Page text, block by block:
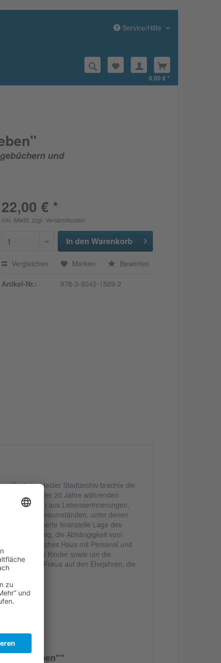
Service/Hilfe
0,00 € *
und
22,00 € *
inkl. MwSt. zzgl. Versandkosten
1 In den Warenkorb
Vergleichen Merken Bewerten
Artikel-Nr.: 978-3-8042-1509-2
Groth im Heider Stadtarchiv brachte die
aus der 20 Jahre währenden
Quellen aus Lebenserinnerungen,
den Lebensumständen, unter denen
ungesicherte finanzielle Lage des
Berufung, die Abhängigkeit vom
ein bürgerliches Haus mit Personal und
um die Kinder sowie um die
liegt der Fokus auf den Ehejahren, die
Leben""